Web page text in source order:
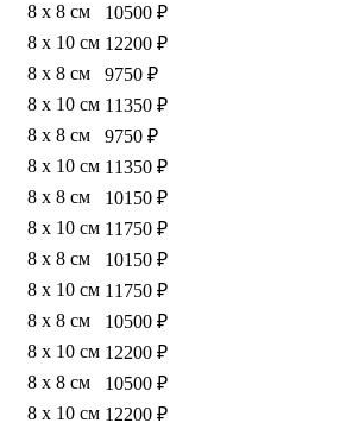
8 х 8 см
10500 ₽
8 х 10 см 12200 ₽
8 х 8 см
9750 ₽
8 х 10 см 11350 ₽
8 х 8 см
9750 ₽
8 х 10 см 11350 ₽
8 х 8 см
10150 ₽
8 х 10 см 11750 ₽
8 х 8 см
10150 ₽
8 х 10 см 11750 ₽
8 х 8 см
10500 ₽
8 х 10 см 12200 ₽
8 х 8 см
10500 ₽
8 х 10 см 12200 ₽